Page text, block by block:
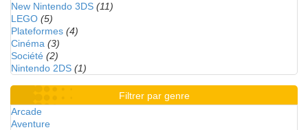
New Nintendo 3DS (11)
LEGO (5)
Plateformes (4)
Cinéma (3)
Société (2)
Nintendo 2DS (1)
Filtrer par genre
Arcade
Aventure